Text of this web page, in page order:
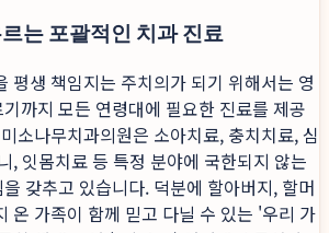
는 포괄적인 치과 진료
평생 책임지는 주치의가 되기 위해서는 영
까지 모든 연령대에 필요한 진료를 제공
소나무치과의원은 소아치료, 충치치료, 심
, 잇몸치료 등 특정 분야에 국한되지 않는
갖추고 있습니다. 덕분에 할아버지, 할머
온 가족이 함께 믿고 다닐 수 있는 '우리 가